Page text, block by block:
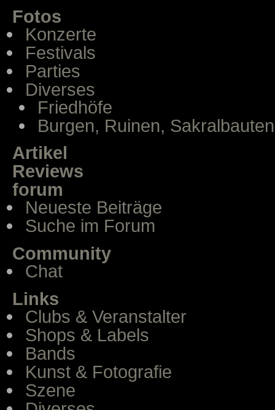
Fotos
Konzerte
Festivals
Parties
Diverses
Friedhöfe
Burgen, Ruinen, Sakralbauten
Artikel
Reviews
forum
Neueste Beiträge
Suche im Forum
Community
Chat
Links
Clubs & Veranstalter
Shops & Labels
Bands
Kunst & Fotografie
Szene